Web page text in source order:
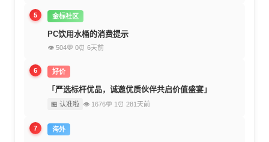
5 金标社区
PC饮用水桶的消费提示
👁 504💬 0⏰ 6天前
6 好价
「严选标杆优品，诚邀优质伙伴共启价值盛宴」
🏪 认准啦 👁 1676💬 1 ⏰ 281天前
7 海外